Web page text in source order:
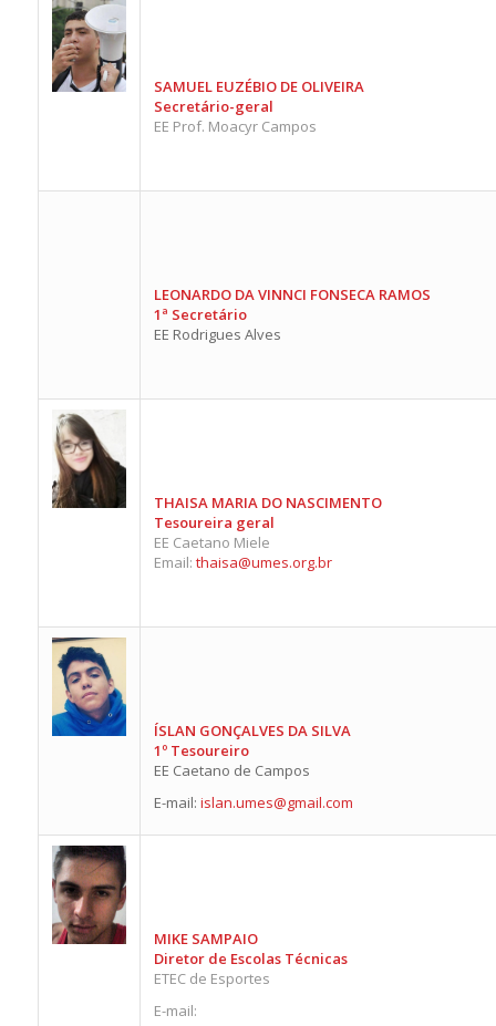
SAMUEL EUZÉBIO DE OLIVEIRA
Secretário-geral
EE Prof. Moacyr Campos
LEONARDO DA VINNCI FONSECA RAMOS
1ª Secretário
EE Rodrigues Alves
THAISA MARIA DO NASCIMENTO
Tesoureira geral
EE Caetano Miele
Email: thaisa@umes.org.br
ÍSLAN GONÇALVES DA SILVA
1º Tesoureiro
EE Caetano de Campos
E-mail: islan.umes@gmail.com
MIKE SAMPAIO
Diretor de Escolas Técnicas
ETEC de Esportes
E-mail: